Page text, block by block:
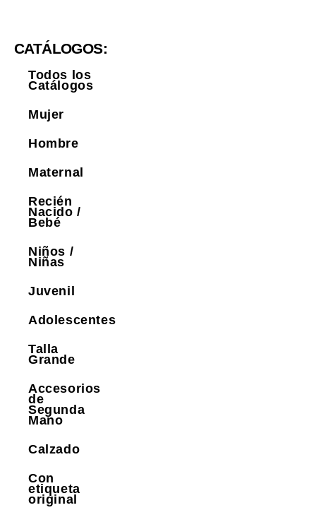
CATÁLOGOS:
Todos los
Catálogos
Mujer
Hombre
Maternal
Recién
Nacido /
Bebé
Niños /
Niñas
Juvenil
Adolescentes
Talla
Grande
Accesorios
de
Segunda
Mano
Calzado
Con
etiqueta
original